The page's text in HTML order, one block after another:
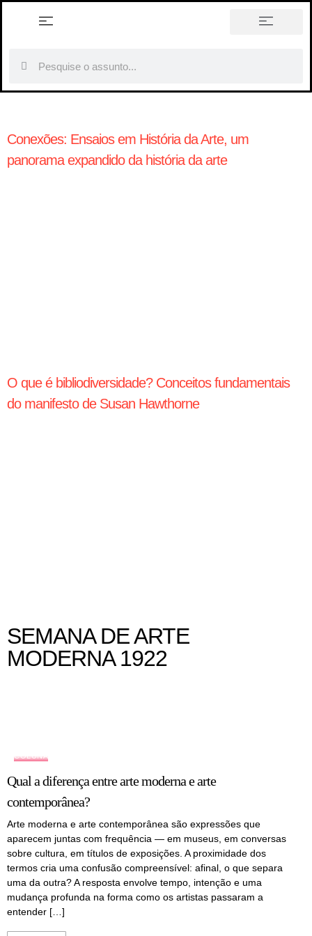
Conexões: Ensaios em História da Arte, um
panorama expandido da história da arte
O que é bibliodiversidade? Conceitos fundamentais
do manifesto de Susan Hawthorne
SEMANA DE ARTE
MODERNA 1922
COLUNA
Qual a diferença entre arte moderna e arte
contemporânea?
Arte moderna e arte contemporânea são expressões que
aparecem juntas com frequência — em museus, em conversas
sobre cultura, em títulos de exposições. A proximidade dos
termos cria uma confusão compreensível: afinal, o que separa
uma da outra? A resposta envolve tempo, intenção e uma
mudança profunda na forma como os artistas passaram a
entender […]